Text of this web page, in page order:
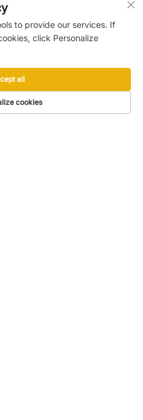
to provide our services. If
click Personalize
cookies
all